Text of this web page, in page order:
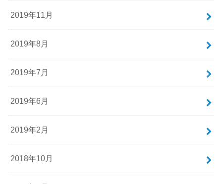
2019年11月
2019年8月
2019年7月
2019年6月
2019年2月
2018年10月